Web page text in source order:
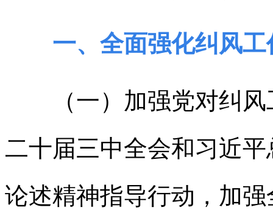
一、全面强化纠风
（一）加强党对纠风
二十届三中全会和习近
论述精神指导行动，加